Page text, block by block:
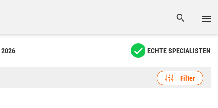
2026 ECHTE SPECIALISTEN
Filter